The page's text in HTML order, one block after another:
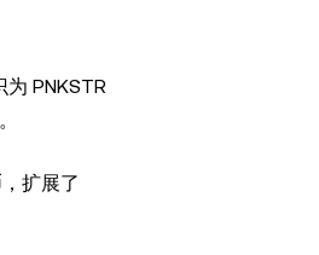
PNKSTR
扩展了